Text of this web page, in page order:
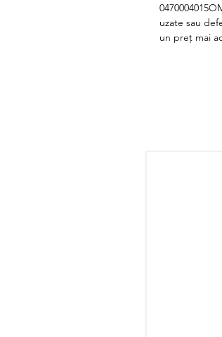
uzate sau
un preț mai